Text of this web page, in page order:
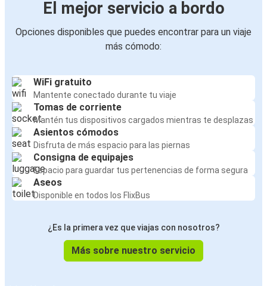
El mejor servicio a bordo
Opciones disponibles que puedes encontrar para un viaje
más cómodo:
WiFi gratuito
Mantente conectado durante tu viaje
Tomas de corriente
Mantén tus dispositivos cargados mientras te desplazas
Asientos cómodos
Disfruta de más espacio para las piernas
Consigna de equipajes
Espacio para guardar tus pertenencias de forma segura
Aseos
Disponible en todos los FlixBus
¿Es la primera vez que viajas con nosotros?
Más sobre nuestro servicio